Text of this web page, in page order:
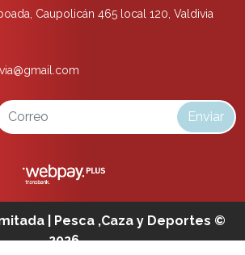
Caupolicán 465 local 120, Valdivia
Enviar
| Pesca ,Caza y Deportes ©
2026